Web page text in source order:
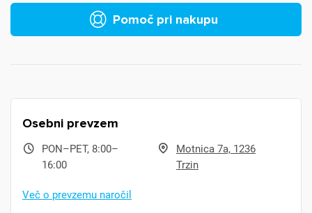
Pomoč pri nakupu
Osebni prevzem
PON–PET, 8:00–
16:00
Motnica 7a, 1236
Trzin
Več o prevzemu naročil